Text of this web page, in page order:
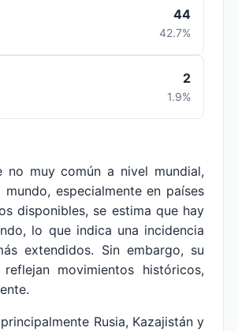
44
42.7%
2
1.9%
muy común a nivel mundial,
especialmente en países
disponibles, se estima que hay
lo que indica una incidencia
extendidos. Sin embargo, su
movimientos históricos,
Rusia, Kazajistán y